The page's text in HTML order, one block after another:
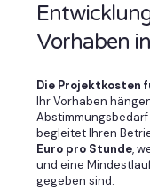
Vorhaben
Die Projektkosten
Ihr Vorhaben
Abstimmungsbedarf
begleitet Ihren
Euro pro Stunde,
und eine
gegeben sind.